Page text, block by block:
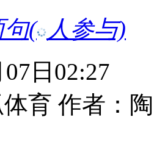
( 人参与)
日02:27
育 作者：